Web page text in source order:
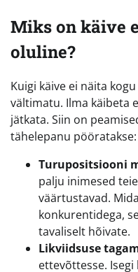
Miks on käive
oluline?
Kuigi käive ei näita
vältimatu. Ilma käibeta
jätkata. Siin on
tähelepanu pööratakse:
Turupositsiooni
palju inimesed
väärtustavad.
konkurentidega,
tavaliselt hõivate.
Likviidsuse
ettevõttesse.